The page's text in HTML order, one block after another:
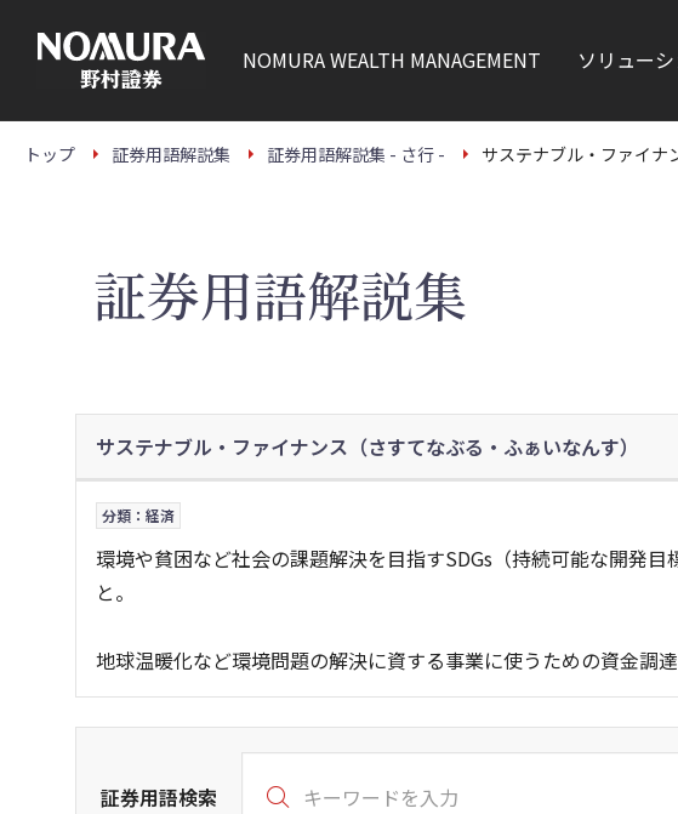
本
NOMURAWEALTH MANAGEMENT ソリュー
トップ 証券用語解説集 証券用語解説集 - さ行 - サステナブル・ファイナ
証券用語解説集
サステナブル・ファイナンス（さすてなぶる・ふぁいなんす）
分類：経済
環境や貧困など社会の課題解決を目指すSDGs（持続可能な開発
と。
地球温暖化など環境問題の解決に資する事業に使うための資金調
証券用語検索